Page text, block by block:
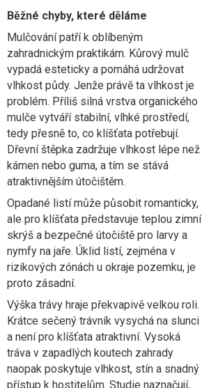
Běžné chyby, které děláme
Mulčování patří k oblíbeným
zahradnickým praktikám. Kůrový mulč
vypadá esteticky a pomáhá udržovat
vlhkost půdy. Jenže právě ta vlhkost je
problém. Příliš silná vrstva organického
mulče vytváří stabilní, vlhké prostředí,
tedy přesně to, co klíšťata potřebují.
Dřevní štěpka zadržuje vlhkost lépe než
kámen nebo guma, a tím se stává
atraktivnějším útočištěm.
Opadané listí může působit romanticky,
ale pro klíšťata představuje teplou zimní
skrýš a bezpečné útočiště pro larvy a
nymfy na jaře. Úklid listí, zejména v
rizikových zónách u okraje pozemku, je
proto zásadní.
Výška trávy hraje překvapivě velkou roli.
Krátce sečený trávník vysychá na slunci
a není pro klíšťata atraktivní. Vysoká
tráva v zapadlých koutech zahrady
naopak poskytuje vlhkost, stín a snadný
přístup k hostitelům. Studie naznačují,